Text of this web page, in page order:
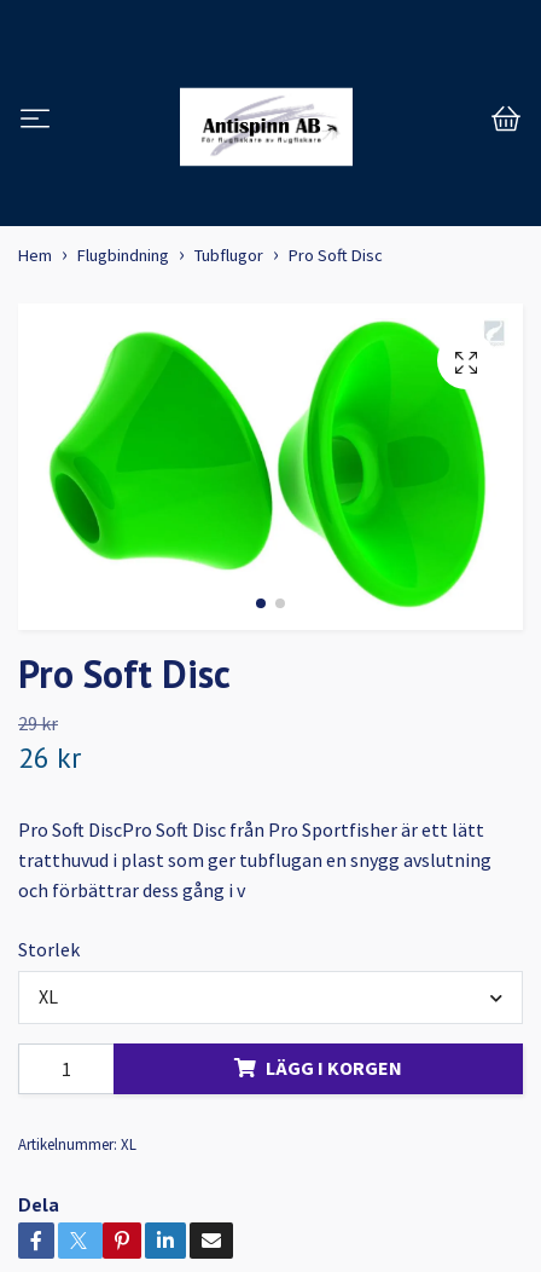
Hem Flugbindning Tubflugor Pro Soft Disc
Pro Soft Disc
29 kr
26 kr
Pro Soft DiscPro Soft Disc från Pro Sportfisher är ett lätt
tratthuvud i plast som ger tubflugan en snygg avslutning
och förbättrar dess gång i v
Storlek
XL
LÄGG I KORGEN
Artikelnummer: XL
Dela